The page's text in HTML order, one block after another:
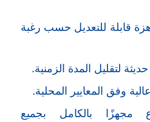
قابلة للتعديل حسب رغبة
لتقليل المدة الزمنية.
وفق المعايير المحلية.
مجهزًا بالكامل بجميع